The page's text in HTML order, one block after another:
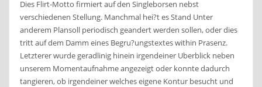
Dies Flirt-Motto firmiert auf den Singleborsen nebst
verschiedenen Stellung. Manchmal hei?t es Stand Unter
anderem Plansoll periodisch geandert werden sollen, oder dies
tritt auf dem Damm eines Begru?ungstextes within Prasenz.
Letzterer wurde geradlinig hinein irgendeiner Uberblick neben
unserem Momentaufnahme angezeigt oder konnte dadurch
tangieren, ob irgendeiner welches eigene Kontur besucht und